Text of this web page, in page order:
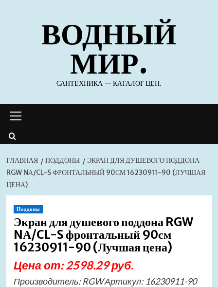
содержимомуВОДНЫЙ
МИР.
САНТЕХНИКА — КАТАЛОГ ЦЕН.
меню
ГЛАВНАЯ ПОДДОНЫ
ЭКРАН ДЛЯ ДУШЕВОГО ПОДДОНА
RGW NА/CL-S ФРОНТАЛЬНЫЙ 90СМ 16230911-90 (ЛУЧШАЯ
ЦЕНА)
Поддоны
Экран для душевого поддона RGW
NА/CL-S фронтальный 90см
16230911-90 (Лучшая цена)
Цена от: 2598.29 руб.
Производитель: RGW Артикул: 16230911-90